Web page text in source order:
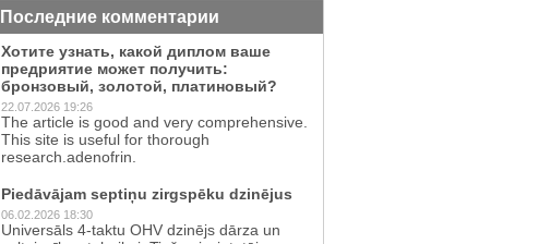
Последние комментарии
Хотите узнать, какой диплом ваше
предриятие может получить:
бронзовый, золотой, платиновый?
22.07.2026 19:26
The article is good and very comprehensive.
This site is useful for thorough
research.adenofrin.
Piedāvājam septiņu zirgspēku dzinējus
06.02.2026 18:30
Universāls 4-taktu OHV dzinējs dārza un